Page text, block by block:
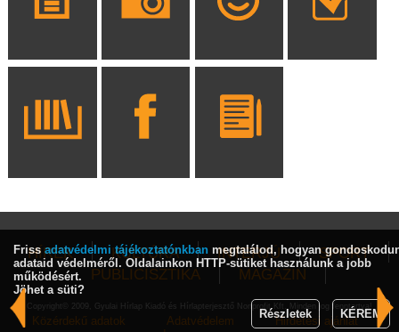
HÍREK KULTÚRA INTERJÚ
SPORT
PUBLICISZTIKA
MAGAZIN
Copyright© 2009, Gyulai Hírlap Kiadó és Hírlapterjesztő Nonprofit Kft. Minden jog fenntartva!
Közérdekű adatok Adatvédelem
Hirdetési ajánlat
Friss adatvédelmi tájékoztatónkban megtalálod, hogyan
adataid védelméről. Oldalainkon HTTP-sütiket használunk a jobb
működésért.
Jöhet a süti?
Részletek
KÉREM